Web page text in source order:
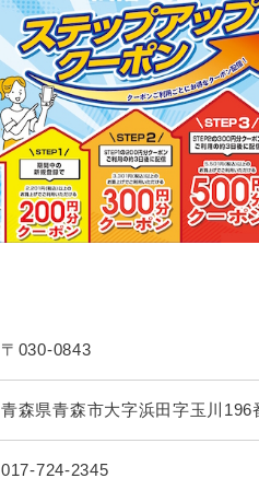
〒030-0843
青森県青森市大字浜田字玉川196
017-724-2345